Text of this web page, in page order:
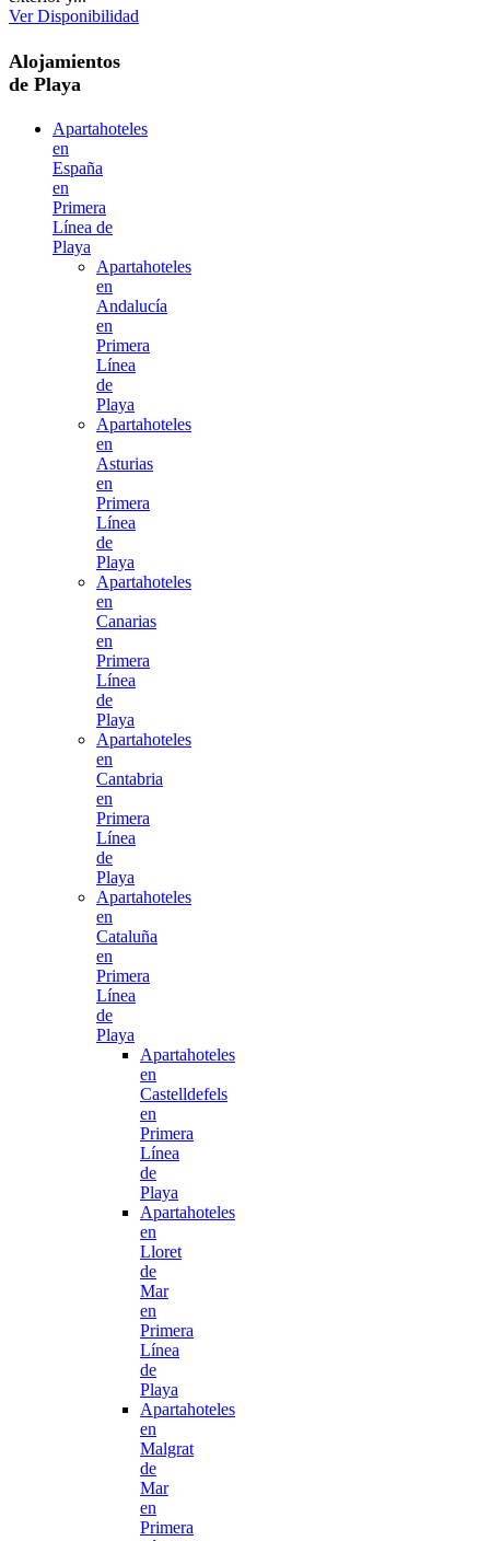
Ver Disponibilidad
Alojamientos
de Playa
Apartahoteles
en
España
en
Primera
Línea de
Playa
Apartahoteles
en
Andalucía
en
Primera
Línea
de
Playa
Apartahoteles
en
Asturias
en
Primera
Línea
de
Playa
Apartahoteles
en
Canarias
en
Primera
Línea
de
Playa
Apartahoteles
en
Cantabria
en
Primera
Línea
de
Playa
Apartahoteles
en
Cataluña
en
Primera
Línea
de
Playa
Apartahoteles
en
Castelldefels
en
Primera
Línea
de
Playa
Apartahoteles
en
Lloret
de
Mar
en
Primera
Línea
de
Playa
Apartahoteles
en
Malgrat
de
Mar
en
Primera